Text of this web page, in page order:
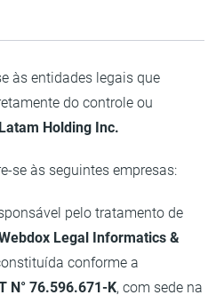
às entidades legais que
do controle ou
Holding Inc.
se às seguintes empresas:
pelo tratamento de
Legal Informatics &
conforme a
N° 76.596.671-K, com sede na